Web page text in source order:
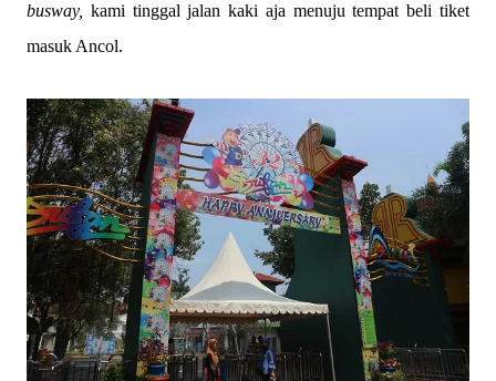
busway, kami tinggal jalan kaki aja menuju tempat beli tiket
masuk Ancol.